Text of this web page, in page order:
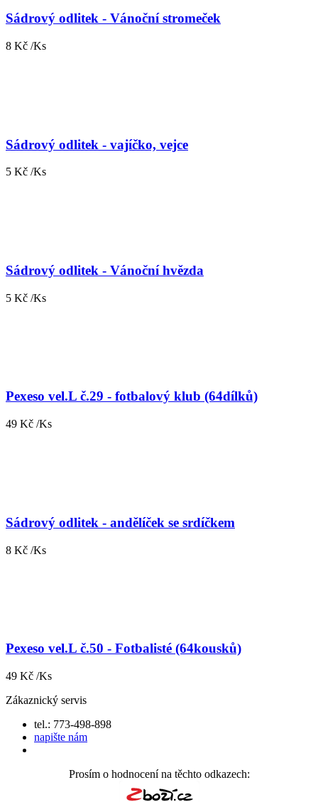
Sádrový odlitek - Vánoční stromeček
8 Kč /Ks
Sádrový odlitek - vajíčko, vejce
5 Kč /Ks
Sádrový odlitek - Vánoční hvězda
5 Kč /Ks
Pexeso vel.L č.29 - fotbalový klub (64dílků)
49 Kč /Ks
Sádrový odlitek - andělíček se srdíčkem
8 Kč /Ks
Pexeso vel.L č.50 - Fotbalisté (64kousků)
49 Kč /Ks
Zákaznický servis
tel.: 773-498-898
napište nám
Prosím o hodnocení na těchto odkazech: